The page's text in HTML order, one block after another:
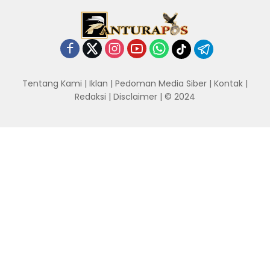
Tentang Kami | Iklan | Pedoman Media Siber | Kontak |
Redaksi | Disclaimer | © 2024